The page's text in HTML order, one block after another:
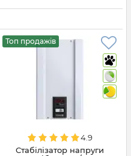
Топ продажів
4.9
Стабілізатор напруги